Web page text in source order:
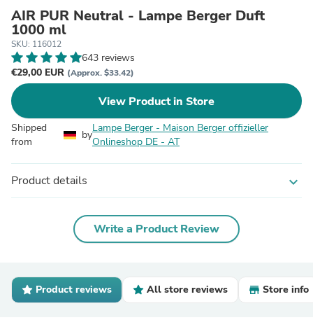
AIR PUR Neutral - Lampe Berger Duft
1000 ml
SKU: 116012
643 reviews
€29,00 EUR (Approx. $33.42)
View Product in Store
Shipped
from
by
Lampe Berger - Maison Berger offizieller
Onlineshop DE - AT
Product details expand_more
Write a Product Review
Product reviews All store reviews Store info